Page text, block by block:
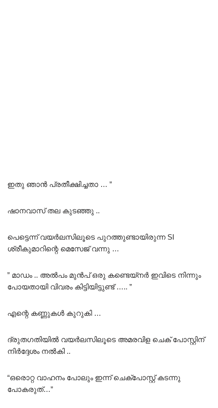
ഇതു ഞാൻ പ്രതീക്ഷിച്ചതാ … ”
ഷാനവാസ് തല കുടഞ്ഞു ..
പെട്ടെന്ന് വയർലസിലൂടെ പുറത്തുണ്ടായിരുന്ന SI
ശ്രീകുമാറിന്റെ മെസേജ് വന്നു …
” മാഡം .. അൽപം മുൻപ് ഒരു കണ്ടെയ്നർ ഇവിടെ നിന്നും
പോയതായി വിവരം കിട്ടിയിട്ടുണ്ട് ….. ”
എന്റെ കണ്ണുകൾ കുറുകി …
ദ്രുതഗതിയിൽ വയർലസിലൂടെ അമരവിള ചെക് പോസ്റ്റിന്
നിർദ്ദേശം നൽകി ..
“ഒരൊറ്റ വാഹനം പോലും ഇന്ന് ചെക്പോസ്റ്റ് കടന്നു
പോകരുത്…”